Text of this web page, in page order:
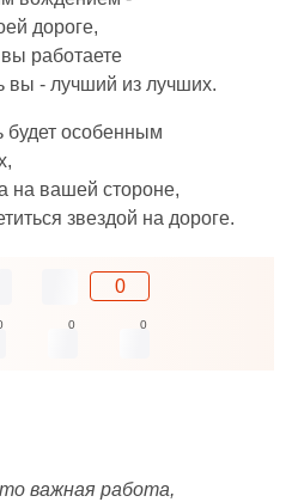
дороге,
работаете
вы - лучший из лучших.
будет особенным
на вашей стороне,
звездой на дороге.
0
0 0
важная работа,